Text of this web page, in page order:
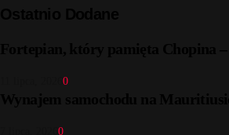
0
0